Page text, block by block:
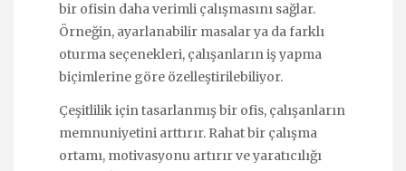
bir ofisin daha verimli çalışmasını sağlar.
Örneğin, ayarlanabilir masalar ya da farklı
oturma seçenekleri, çalışanların iş yapma
biçimlerine göre özelleştirilebiliyor.
Çeşitlilik için tasarlanmış bir ofis, çalışanların
memnuniyetini arttırır. Rahat bir çalışma
ortamı, motivasyonu artırır ve yaratıcılığı